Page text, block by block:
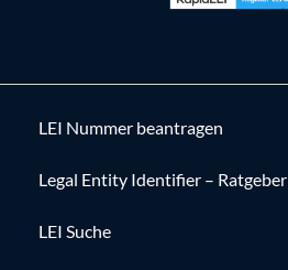
LEI Nummer beantragen
Legal Entity Identifier – Ratgeber
LEI Suche